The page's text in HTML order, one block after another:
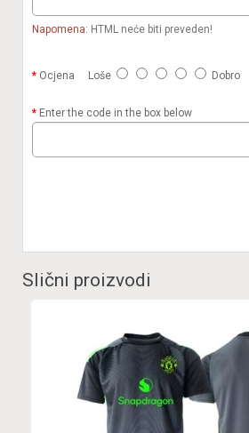
Napomena: HTML neće biti preveden!
Ocjena Loše Dobro
Enter the code in the box below
Slični proizvodi